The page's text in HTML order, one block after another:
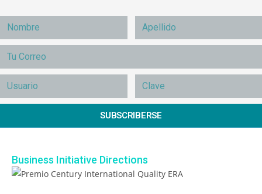
SUBSCRIBERSE
Business Initiative Directions